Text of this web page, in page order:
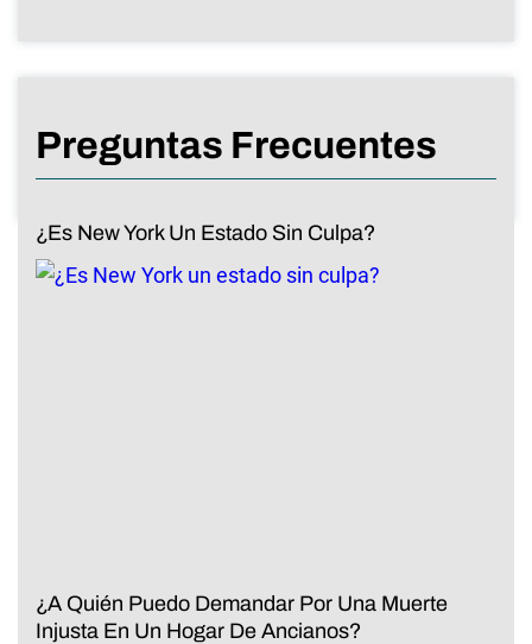
Preguntas Frecuentes
¿Es New York Un Estado Sin Culpa?
¿A Quién Puedo Demandar Por Una Muerte
Injusta En Un Hogar De Ancianos?